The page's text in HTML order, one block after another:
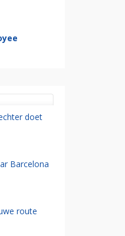
doet
Barcelona
route